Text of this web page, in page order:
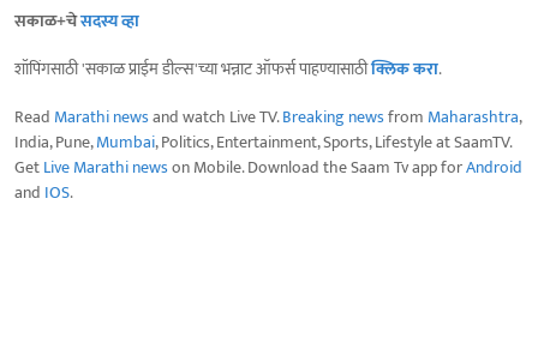
सकाळ+चेसदस्य व्हा
शॉपिंगसाठी 'सकाळ प्राईम डील्स'च्या भन्नाट ऑफर्स पाहण्यासाठीक्लिक करा.
Read Marathi newsand watch Live TV.Breaking newsfrom Maharashtra,
India, Pune,Mumbai, Politics, Entertainment, Sports, Lifestyle at SaamTV.
GetLive Marathi newson Mobile. Download the Saam Tv app forAndroid
and IOS.